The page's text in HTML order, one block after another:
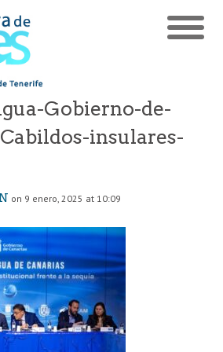
Gobierno-de-
insulares-
on 9 enero, 2025 at 10:09